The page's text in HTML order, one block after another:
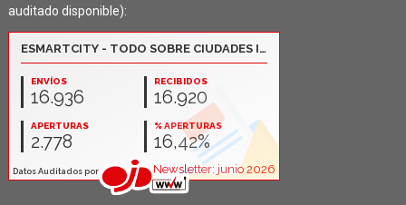
auditado disponible):